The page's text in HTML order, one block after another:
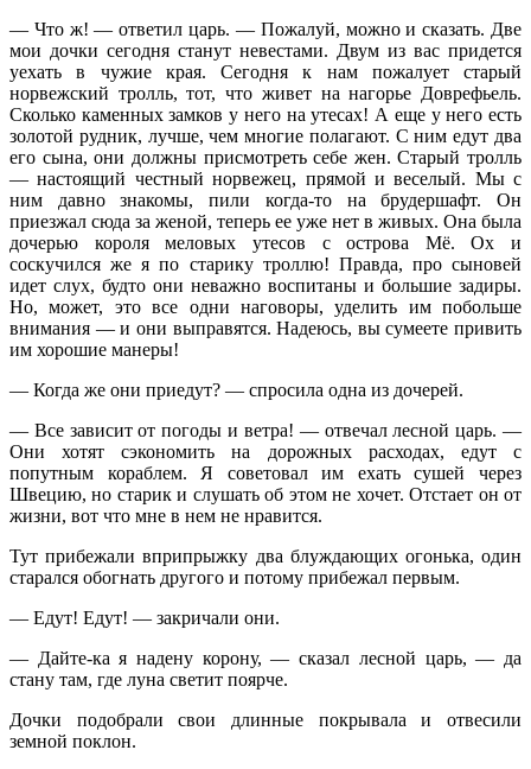
— Что ж! — ответил царь. — Пожалуй, можно и сказать. Две
мои дочки сегодня станут невестами. Двум из вас придется
уехать в чужие края. Сегодня к нам пожалует старый
норвежский тролль, тот, что живет на нагорье Доврефьель.
Сколько каменных замков у него на утесах! А еще у него есть
золотой рудник, лучше, чем многие полагают. С ним едут два
его сына, они должны присмотреть себе жен. Старый тролль
— настоящий честный норвежец, прямой и веселый. Мы с
ним давно знакомы, пили когда-то на брудершафт. Он
приезжал сюда за женой, теперь ее уже нет в живых. Она была
дочерью короля меловых утесов с острова Мё. Ох и
соскучился же я по старику троллю! Правда, про сыновей
идет слух, будто они неважно воспитаны и большие задиры.
Но, может, это все одни наговоры, уделить им побольше
внимания — и они выправятся. Надеюсь, вы сумеете привить
им хорошие манеры!
— Когда же они приедут? — спросила одна из дочерей.
— Все зависит от погоды и ветра! — отвечал лесной царь. —
Они хотят сэкономить на дорожных расходах, едут с
попутным кораблем. Я советовал им ехать сушей через
Швецию, но старик и слушать об этом не хочет. Отстает он от
жизни, вот что мне в нем не нравится.
Тут прибежали вприпрыжку два блуждающих огонька, один
старался обогнать другого и потому прибежал первым.
— Едут! Едут! — закричали они.
— Дайте-ка я надену корону, — сказал лесной царь, — да
стану там, где луна светит поярче.
Дочки подобрали свои длинные покрывала и отвесили
земной поклон.